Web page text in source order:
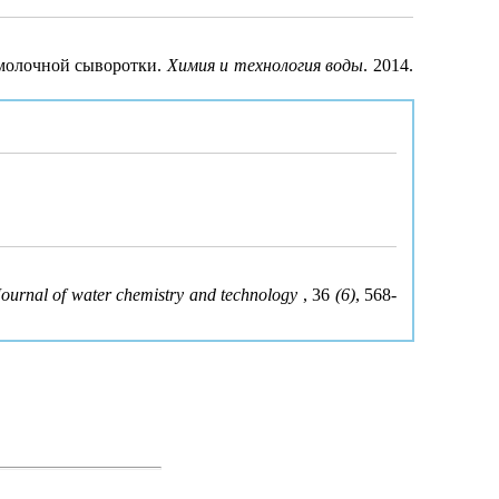
сыворотки.Химия и технология воды. 2014.
of water chemistry and technology , 36 (6), 568-